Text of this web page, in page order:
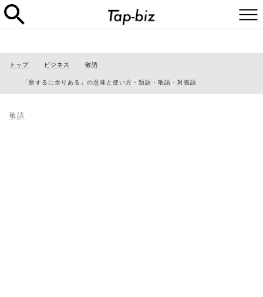
トップ ビジネス 敬語
「察するに余りある」の意味と使い方・類語・敬語・対義語
敬語